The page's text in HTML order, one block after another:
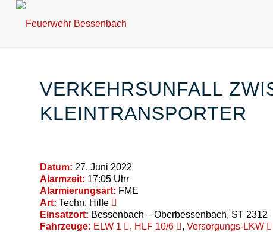
VERKEHRSUNFALL
KLEINTRANSPORTER
Datum: 27. Juni 2022
Alarmzeit: 17:05 Uhr
Alarmierungsart: FME
Art: Techn. Hilfe
Einsatzort: Bessenbach – Oberbessenbach, ST 2312
Fahrzeuge: ELW 1 , HLF 10/6 , Versorgungs-LKW